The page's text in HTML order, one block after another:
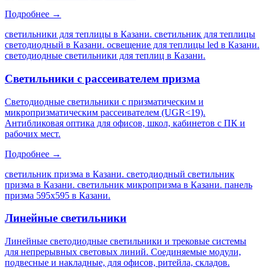
Подробнее →
светильники для теплицы в Казани. светильник для теплицы
светодиодный в Казани. освещение для теплицы led в Казани.
светодиодные светильники для теплиц в Казани.
Светильники с рассеивателем призма
Светодиодные светильники с призматическим и
микропризматическим рассеивателем (UGR<19).
Антибликовая оптика для офисов, школ, кабинетов с ПК и
рабочих мест.
Подробнее →
светильник призма в Казани. светодиодный светильник
призма в Казани. светильник микропризма в Казани. панель
призма 595х595 в Казани.
Линейные светильники
Линейные светодиодные светильники и трековые системы
для непрерывных световых линий. Соединяемые модули,
подвесные и накладные, для офисов, ритейла, складов.